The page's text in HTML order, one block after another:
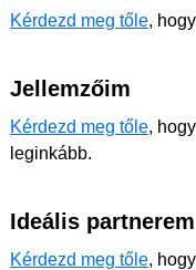
Kérdezd meg tőle,
Jellemzőim
Kérdezd meg tőle,
leginkább.
Ideális partnerem
Kérdezd meg tőle,